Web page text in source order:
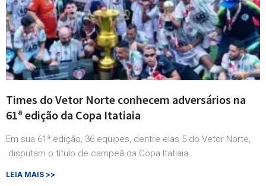
Times do Vetor Norte conhecem adversários na
61ª edição da Copa Itatiaia
Em sua 61ª edição, 36 equipes, dentre elas 5 do Vetor Norte,
disputam o título de campeã da Copa Itatiaia
LEIA MAIS >>